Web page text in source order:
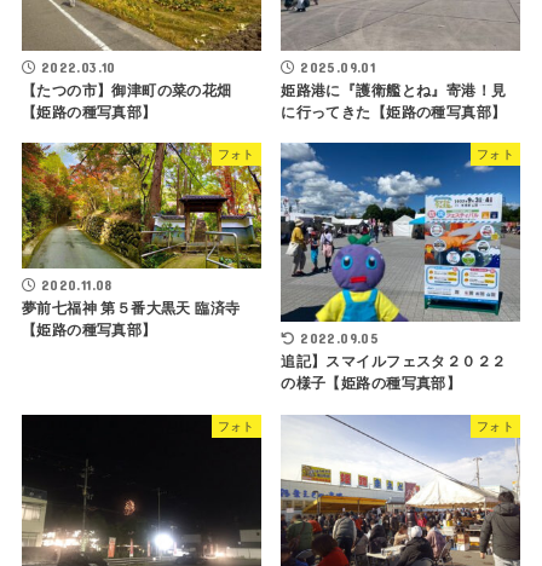
2022.03.10
【たつの市】御津町の菜の花畑
【姫路の種写真部】
2025.09.01
姫路港に『護衛艦とね』寄港！見
に行ってきた【姫路の種写真部】
フォト
2020.11.08
夢前七福神 第５番大黒天 臨済寺
【姫路の種写真部】
フォト
2022.09.05
追記】スマイルフェスタ２０２２
の様子【姫路の種写真部】
フォト フォト